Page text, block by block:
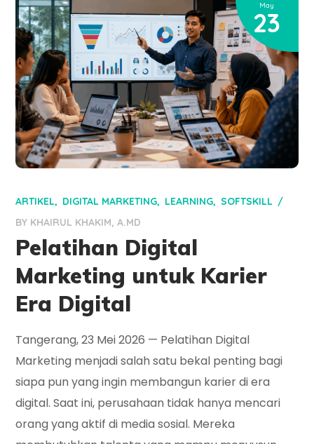
May
23
ARTIKEL DIGITAL MARKETING LEARNING
SOFTSKILL
BY KHAIRUL KHAKIM, A.MD
Pelatihan Digital
Marketing untuk Karier
Era Digital
Tangerang, 23 Mei 2026 — Pelatihan Digital
Marketing menjadi salah satu bekal penting bagi
siapa pun yang ingin membangun karier di era
digital. Saat ini, perusahaan tidak hanya mencari
orang yang aktif di media sosial. Mereka